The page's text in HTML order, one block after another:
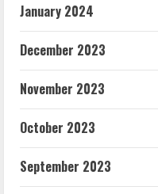
January 2024
December 2023
November 2023
October 2023
September 2023